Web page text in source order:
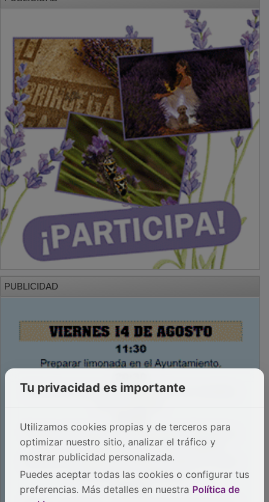
Tu privacidad es importante
Utilizamos cookies propias y de terceros para
optimizar nuestro sitio, analizar el tráfico y
mostrar publicidad personalizada.
Puedes aceptar todas las cookies o configurar tus
preferencias. Más detalles en nuestra Política de